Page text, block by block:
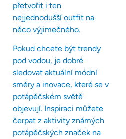
přetvořit i ten
nejjednodušší outfit na
něco výjimečného.
Pokud chcete být trendy
pod vodou, je dobré
sledovat aktuální módní
směry a inovace, které se v
potápěčském světě
objevují. Inspiraci můžete
čerpat z aktivity známých
potápěčských značek na